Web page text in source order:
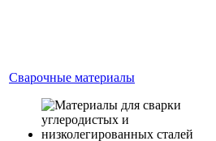
Сварочные материалы